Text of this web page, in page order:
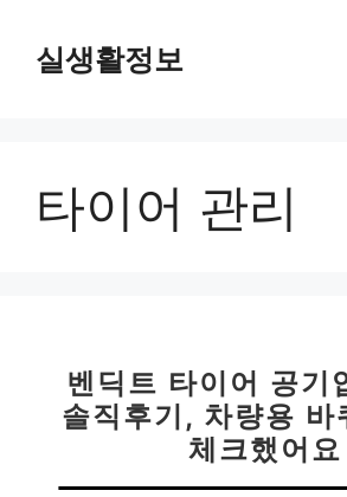
실생활정보
타이어 관리
벤딕트 타이어 공기
솔직후기, 차량용 바
체크했어요